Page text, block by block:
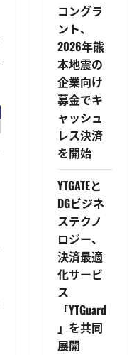
コングラ
ント、
2026年熊
本地震の
企業向け
募金でキ
ャッシュ
レス決済
を開始
YTGATEと
DGビジネ
ステクノ
ロジー、
決済最適
化サービ
ス
「YTGuard
」を共同
展開